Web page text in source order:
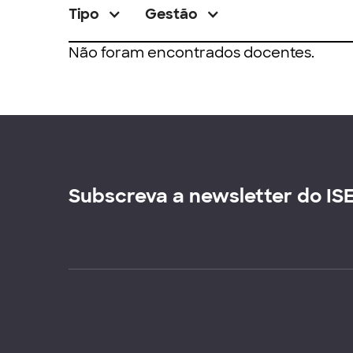
Tipo Gestão
Não foram encontrados docentes.
Subscreva a newsletter do